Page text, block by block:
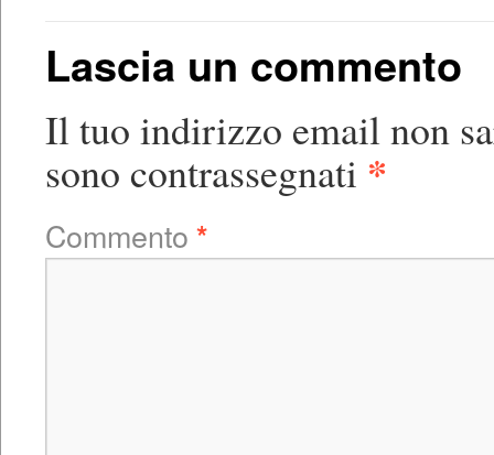
Lascia un commento
Il tuo indirizzo email non
sono contrassegnati *
Commento *